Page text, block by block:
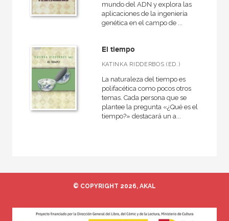
mundo del ADN y explora las
aplicaciones de la ingeniería
genética en el campo de ...
El tiempo
KATINKA RIDDERBOS (ED.)
La naturaleza del tiempo es
polifacética como pocos otros
temas. Cada persona que se
plantee la pregunta «¿Qué es el
tiempo?» destacará un a...
© COPYRIGHT 2026, AKAL